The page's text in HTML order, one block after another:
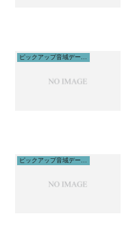
ピックアップ音域データ解説